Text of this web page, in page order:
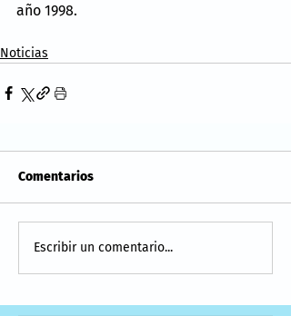
año 1998.
Noticias
Comentarios
Escribir un comentario...